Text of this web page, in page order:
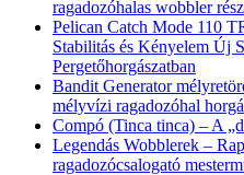
ragadozóhalas wobbler
Pelican Catch Mode 110
Stabilitás és Kényelem Új
Pergetőhorgászatban
Bandit Generator
mélyvízi ragadozóhal
Compó (Tinca tinca) – A
Legendás Wobblerek –
ragadozócsalogató